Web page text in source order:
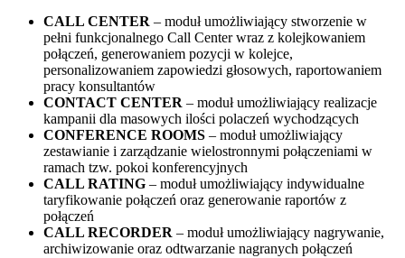
CALL CENTER – moduł umożliwiający stworzenie w
pełni funkcjonalnego Call Center wraz z kolejkowaniem
połączeń, generowaniem pozycji w kolejce,
personalizowaniem zapowiedzi głosowych, raportowaniem
pracy konsultantów
CONTACT CENTER – moduł umożliwiający realizacje
kampanii dla masowych ilości polaczeń wychodzących
CONFERENCE ROOMS – moduł umożliwiający
zestawianie i zarządzanie wielostronnymi połączeniami w
ramach tzw. pokoi konferencyjnych
CALL RATING – moduł umożliwiający indywidualne
taryfikowanie połączeń oraz generowanie raportów z
połączeń
CALL RECORDER – moduł umożliwiający nagrywanie,
archiwizowanie oraz odtwarzanie nagranych połączeń